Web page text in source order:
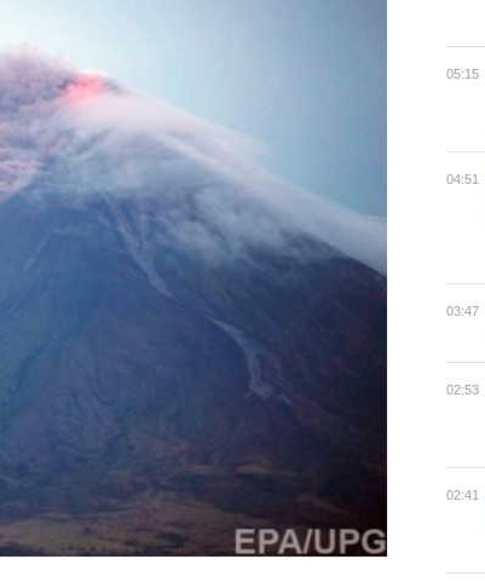
05:15
04:51
03:47
02:53
02:41